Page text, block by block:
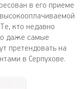
в его приеме
кто недавно
даже самые
претендовать на
в Серпухове.